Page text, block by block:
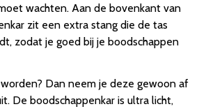
wachten. Aan de bovenkant van
zit een extra stang die de tas
zodat je goed bij je boodschappen
Dan neem je deze gewoon af
De boodschappenkar is ultra licht,